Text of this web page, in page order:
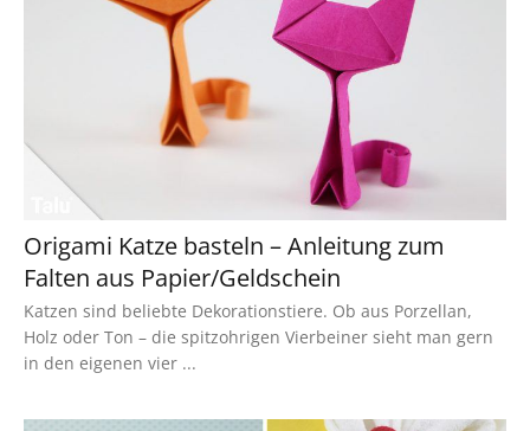
Origami Katze basteln – Anleitung zum
Falten aus Papier/Geldschein
Katzen sind beliebte Dekorationstiere. Ob aus Porzellan,
Holz oder Ton – die spitzohrigen Vierbeiner sieht man gern
in den eigenen vier ...